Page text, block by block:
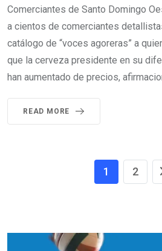
Comerciantes de Santo Domingo
a cientos de comerciantes
catálogo de “voces agoreras” a
que la cerveza presidente en su
han aumentado de precios,
READ MORE
1 2